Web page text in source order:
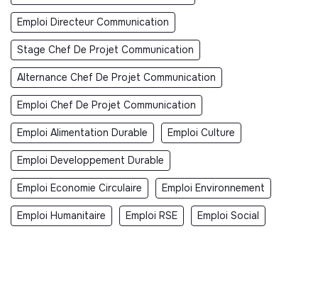
Emploi Directeur Communication
Stage Chef De Projet Communication
Alternance Chef De Projet Communication
Emploi Chef De Projet Communication
Emploi Alimentation Durable Emploi Culture
Emploi Developpement Durable
Emploi Economie Circulaire Emploi Environnement
Emploi Humanitaire Emploi RSE Emploi Social